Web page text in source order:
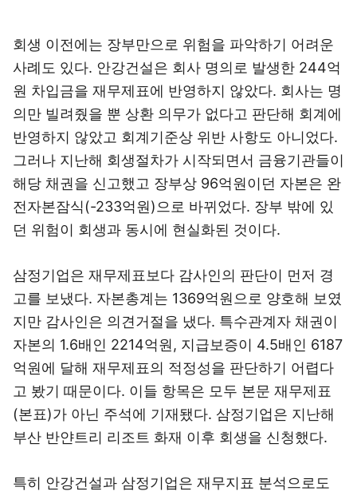
회생 이전에는 장부만으로 위험을 파악하기 어려운
사례도 있다. 안강건설은 회사 명의로 발생한 244억
원 차입금을 재무제표에 반영하지 않았다. 회사는 명
의만 빌려줬을 뿐 상환 의무가 없다고 판단해 회계에
반영하지 않았고 회계기준상 위반 사항도 아니었다.
그러나 지난해 회생절차가 시작되면서 금융기관들이
해당 채권을 신고했고 장부상 96억원이던 자본은 완
전자본잠식(-233억원)으로 바뀌었다. 장부 밖에 있
던 위험이 회생과 동시에 현실화된 것이다.
삼정기업은 재무제표보다 감사인의 판단이 먼저 경
고를 보냈다. 자본총계는 1369억원으로 양호해 보였
지만 감사인은 의견거절을 냈다. 특수관계자 채권이
자본의 1.6배인 2214억원, 지급보증이 4.5배인 6187
억원에 달해 재무제표의 적정성을 판단하기 어렵다
고 봤기 때문이다. 이들 항목은 모두 본문 재무제표
(본표)가 아닌 주석에 기재됐다. 삼정기업은 지난해
부산 반얀트리 리조트 화재 이후 회생을 신청했다.
특히 안강건설과 삼정기업은 재무지표 분석으로도